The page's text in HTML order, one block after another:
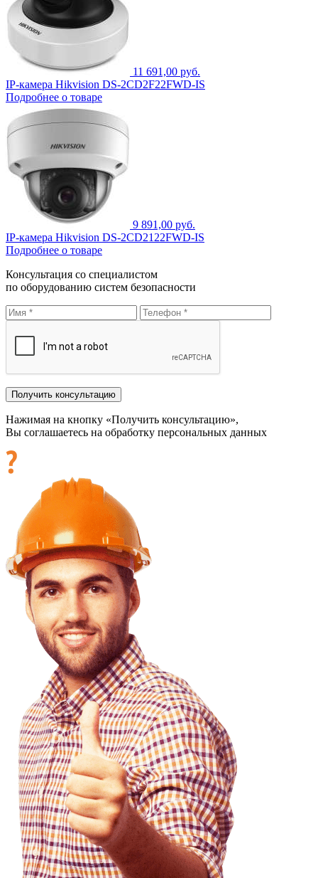
11 691,00 руб.
IP-камера Hikvision DS-2CD2F22FWD-IS
Подробнее о товаре
9 891,00 руб.
IP-камера Hikvision DS-2CD2122FWD-IS
Подробнее о товаре
Консультация со специалистом
по оборудованию систем безопасности
Нажимая на кнопку «Получить консультацию»,
Вы соглашаетесь на обработку персональных данных